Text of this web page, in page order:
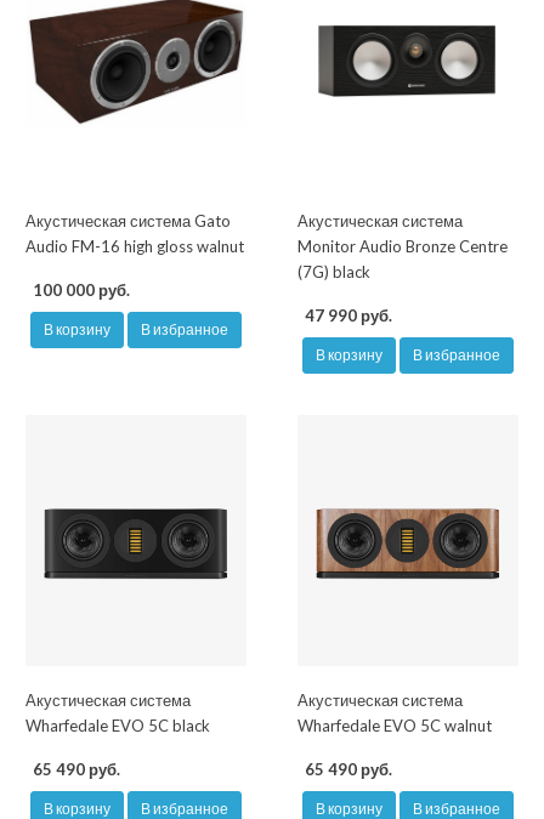
Акустическая система Gato
Audio FM-16 high gloss walnut
100 000 руб.
В корзину В избранное
Акустическая система
Monitor Audio Bronze Centre
(7G) black
47 990 руб.
В корзину В избранное
Акустическая система
Wharfedale EVO 5C black
65 490 руб.
В корзину В избранное
Акустическая система
Wharfedale EVO 5C walnut
65 490 руб.
В корзину В избранное